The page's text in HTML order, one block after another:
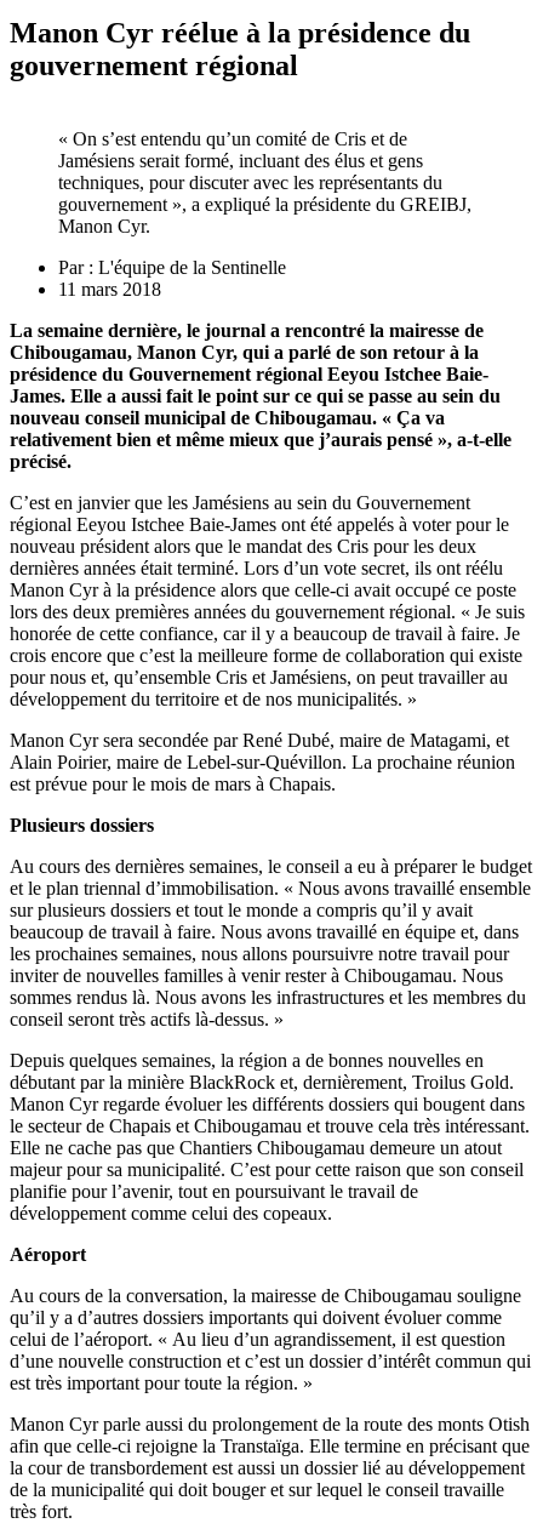
Manon Cyr réélue à la présidence du
gouvernement régional
« On s’est entendu qu’un comité de Cris et de
Jamésiens serait formé, incluant des élus et gens
techniques, pour discuter avec les représentants du
gouvernement », a expliqué la présidente du GREIBJ,
Manon Cyr.
Par : L'équipe de la Sentinelle
11 mars 2018
La semaine dernière, le journal a rencontré la mairesse de
Chibougamau, Manon Cyr, qui a parlé de son retour à la
présidence du Gouvernement régional Eeyou Istchee Baie-
James. Elle a aussi fait le point sur ce qui se passe au sein du
nouveau conseil municipal de Chibougamau. « Ça va
relativement bien et même mieux que j’aurais pensé », a-t-elle
précisé.
C’est en janvier que les Jamésiens au sein du Gouvernement
régional Eeyou Istchee Baie-James ont été appelés à voter pour le
nouveau président alors que le mandat des Cris pour les deux
dernières années était terminé. Lors d’un vote secret, ils ont réélu
Manon Cyr à la présidence alors que celle-ci avait occupé ce poste
lors des deux premières années du gouvernement régional. « Je suis
honorée de cette confiance, car il y a beaucoup de travail à faire. Je
crois encore que c’est la meilleure forme de collaboration qui existe
pour nous et, qu’ensemble Cris et Jamésiens, on peut travailler au
développement du territoire et de nos municipalités. »
Manon Cyr sera secondée par René Dubé, maire de Matagami, et
Alain Poirier, maire de Lebel-sur-Quévillon. La prochaine réunion
est prévue pour le mois de mars à Chapais.
Plusieurs dossiers
Au cours des dernières semaines, le conseil a eu à préparer le budget
et le plan triennal d’immobilisation. « Nous avons travaillé ensemble
sur plusieurs dossiers et tout le monde a compris qu’il y avait
beaucoup de travail à faire. Nous avons travaillé en équipe et, dans
les prochaines semaines, nous allons poursuivre notre travail pour
inviter de nouvelles familles à venir rester à Chibougamau. Nous
sommes rendus là. Nous avons les infrastructures et les membres du
conseil seront très actifs là-dessus. »
Depuis quelques semaines, la région a de bonnes nouvelles en
débutant par la minière BlackRock et, dernièrement, Troilus Gold.
Manon Cyr regarde évoluer les différents dossiers qui bougent dans
le secteur de Chapais et Chibougamau et trouve cela très intéressant.
Elle ne cache pas que Chantiers Chibougamau demeure un atout
majeur pour sa municipalité. C’est pour cette raison que son conseil
planifie pour l’avenir, tout en poursuivant le travail de
développement comme celui des copeaux.
Aéroport
Au cours de la conversation, la mairesse de Chibougamau souligne
qu’il y a d’autres dossiers importants qui doivent évoluer comme
celui de l’aéroport. « Au lieu d’un agrandissement, il est question
d’une nouvelle construction et c’est un dossier d’intérêt commun qui
est très important pour toute la région. »
Manon Cyr parle aussi du prolongement de la route des monts Otish
afin que celle-ci rejoigne la Transtaïga. Elle termine en précisant que
la cour de transbordement est aussi un dossier lié au développement
de la municipalité qui doit bouger et sur lequel le conseil travaille
très fort.